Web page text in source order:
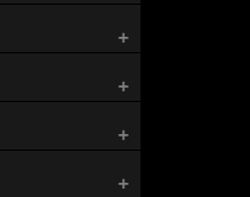
+
+
+
+